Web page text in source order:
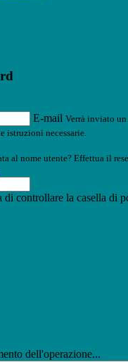
E-mail Verrà inviato un
istruzioni necessarie.
al nome utente? Effettua il
controllare la casella di
dell'operazione...